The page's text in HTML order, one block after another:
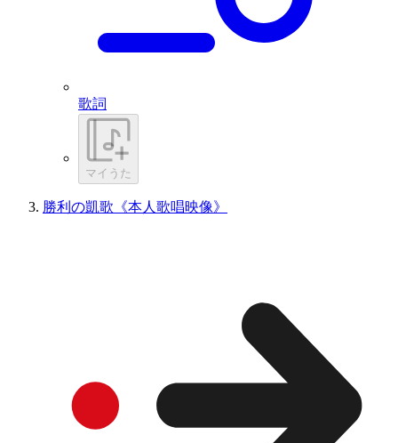
歌詞
マイうた
勝利の凱歌《本人歌唱映像》